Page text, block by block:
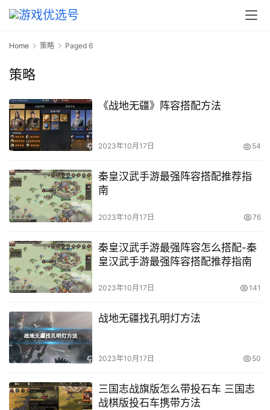
Home 策略 Paged 6
策略
《战地无疆》阵容搭配方法
2023年10月17日 54
秦皇汉武手游最强阵容搭配推荐指
南
2023年10月17日 76
秦皇汉武手游最强阵容怎么搭配-秦
皇汉武手游最强阵容搭配推荐指南
2023年10月17日 141
战地无疆找孔明灯方法
2023年10月17日 50
三国志战旗版怎么带投石车 三国志
战棋版投石车携带方法